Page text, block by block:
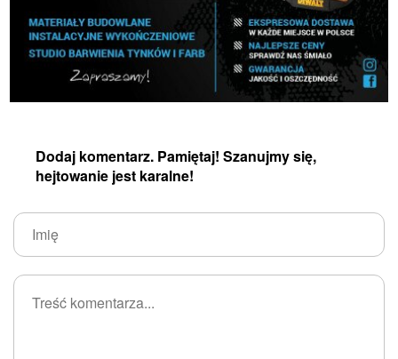
Dodaj komentarz. Pamiętaj! Szanujmy się,
hejtowanie jest karalne!